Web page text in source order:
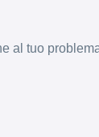
al tuo